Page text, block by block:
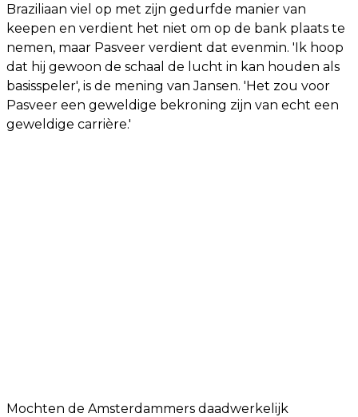
Braziliaan viel op met zijn gedurfde manier van
keepen en verdient het niet om op de bank plaats te
nemen, maar Pasveer verdient dat evenmin. 'Ik hoop
dat hij gewoon de schaal de lucht in kan houden als
basisspeler', is de mening van Jansen. 'Het zou voor
Pasveer een geweldige bekroning zijn van echt een
geweldige carrière.'
Mochten de Amsterdammers daadwerkelijk